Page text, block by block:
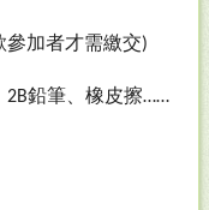
參加者才需繳交)
2B鉛筆、橡皮擦……